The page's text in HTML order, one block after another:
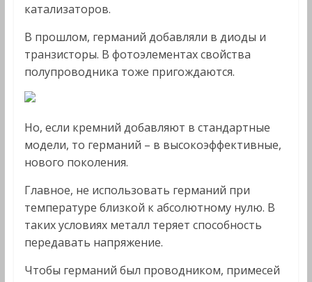
катализаторов.
В прошлом, германий добавляли в диоды и
транзисторы. В фотоэлементах свойства
полупроводника тоже пригождаются.
Но, если кремний добавляют в стандартные
модели, то германий – в высокоэффективные,
нового поколения.
Главное, не использовать германий при
температуре близкой к абсолютному нулю. В
таких условиях металл теряет способность
передавать напряжение.
Чтобы германий был проводником, примесей